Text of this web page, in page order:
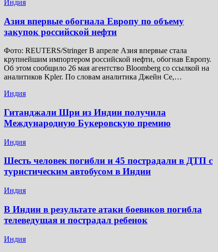
Индия
Азия впервые обогнала Европу по объему
закупок российской нефти
Фото: REUTERS/Stringer В апреле Азия впервые стала
крупнейшим импортером российской нефти, обогнав Европу.
Об этом сообщило 26 мая агентство Bloomberg со ссылкой на
аналитиков Kpler. По словам аналитика Джейн Се,…
Индия
Гитанджали Шри из Индии получила
Международную Букеровскую премию
Индия
Шесть человек погибли и 45 пострадали в ДТП с
туристическим автобусом в Индии
Индия
В Индии в результате атаки боевиков погибла
телеведущая и пострадал ребенок
Индия